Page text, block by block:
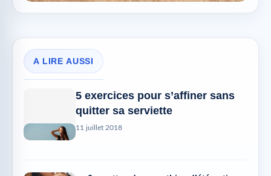
A LIRE AUSSI
5 exercices pour s’affiner sans
quitter sa serviette
11 juillet 2018